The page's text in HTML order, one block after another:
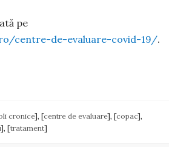
pe
centre-de-evaluare-covid-19/.
cronice], [centre de evaluare], [copac],
], [tratament]